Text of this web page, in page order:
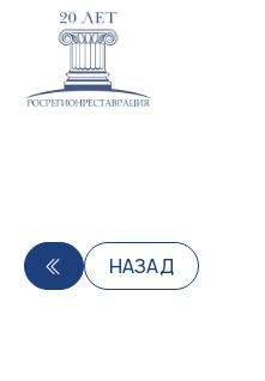
НАЗАД